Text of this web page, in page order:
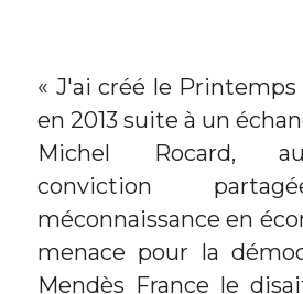
« J'ai créé le Printemps
en 2013 suite à un
Michel Rocard,
conviction
méconnaissance en
menace pour la
Mendès France le